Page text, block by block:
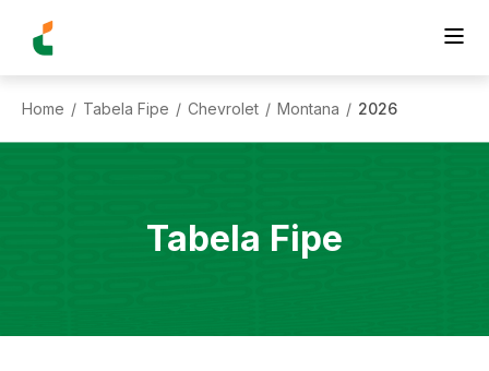
Home / Tabela Fipe / Chevrolet / Montana / 2026
Tabela Fipe